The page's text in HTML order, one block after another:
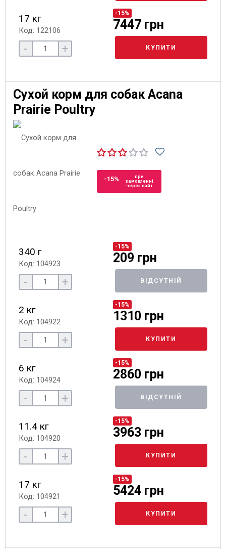
17 кг
Код: 122106
-15%
7447 грн
- + КУПИТИ
Сухой корм для собак Acana
Prairie Poultry
-15%
при
замовленні
через сайт
340 г
Код: 104923
-15%
209 грн
- + ВІДСУТНІЙ
2 кг
Код: 104922
-15%
1310 грн
- + КУПИТИ
6 кг
Код: 104924
-15%
2860 грн
- + ВІДСУТНІЙ
11.4 кг
Код: 104920
-15%
3963 грн
- + КУПИТИ
17 кг
Код: 104921
-15%
5424 грн
- + КУПИТИ